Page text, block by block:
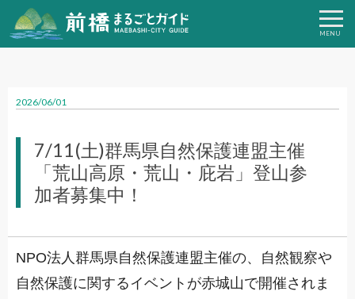
2026/06/01
7/11(土)群馬県自然保護連盟主催
「荒山高原・荒山・庇岩」登山参
加者募集中！
NPO法人群馬県自然保護連盟主催の、自然観察や
自然保護に関するイベントが赤城山で開催されま